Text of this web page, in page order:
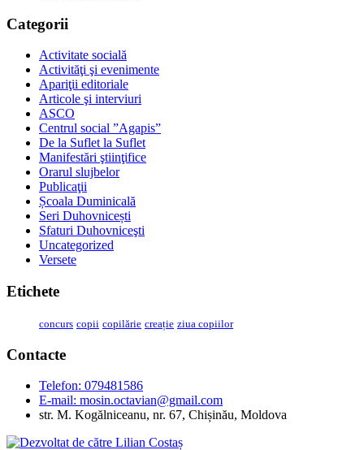
Categorii
Activitate socială
Activităţi şi evenimente
Apariţii editoriale
Articole şi interviuri
ASCO
Centrul social ”Agapis”
De la Suflet la Suflet
Manifestări ştiinţifice
Orarul slujbelor
Publicaţii
Școala Duminicală
Seri Duhovnicești
Sfaturi Duhovniceşti
Uncategorized
Versete
Etichete
concurs copii copilărie creație ziua copiilor
Contacte
Telefon: 079481586
E-mail: mosin.octavian@gmail.com
str. M. Kogălniceanu, nr. 67, Chișinău, Moldova